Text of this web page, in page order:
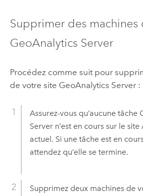
Supprimer des machines
GeoAnalytics Server
Procédez comme suit pour
de votre site GeoAnalytics Server:
Assurez-vous qu’aucune tâche
Servern’est en cours sur le site
actuel. Si une tâche est en
attendez qu’elle se termine.
Supprimez deux machines de